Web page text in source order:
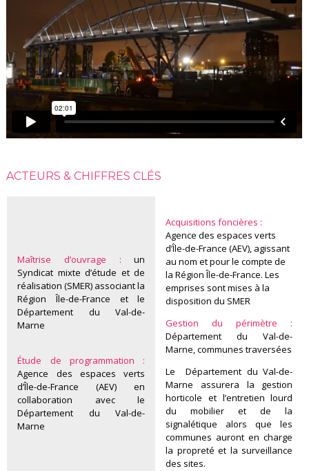
ACTEURS & CHIFFRES CLÉS
Maîtrise d’ouvrage : un
Syndicat mixte d’étude et de
réalisation (SMER) associant la
Région Île-de-France et le
Département du Val-de-
Marne
Étude de programmation :
Agence des espaces verts
d’Île-de-France (AEV) en
collaboration avec le
Département du Val-de-
Marne
Acquisitions foncières :
Agence des espaces verts
d’Île-de-France (AEV), agissant
au nom et pour le compte de
la Région Île-de-France. Les
emprises sont mises à la
disposition du SMER
Gestion du périmètre :
Département du Val-de-
Marne, communes traversées
Le Département du Val-de-
Marne assurera la gestion
horticole et l’entretien lourd
du mobilier et de la
signalétique alors que les
communes auront en charge
la propreté et la surveillance
des sites.